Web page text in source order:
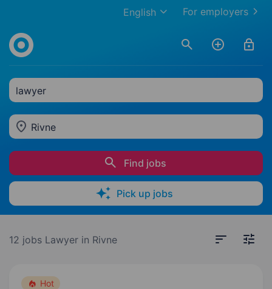
For employers
English
lawyer
Rivne
Find jobs
Pick up jobs
12 jobs Lawyer in Rivne
Hot